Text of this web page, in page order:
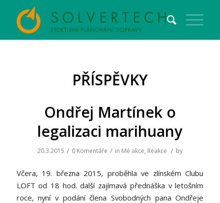
PŘÍSPĚVKY
Ondřej Martínek o
legalizaci marihuany
20.3.2015 / 0 Komentáře / in Mé akce, Reakce / by
Včera, 19. března 2015, proběhla ve zlínském Clubu
LOFT od 18 hod. další zajímavá přednáška v letošním
roce, nyní v podání člena Svobodných pana Ondřeje